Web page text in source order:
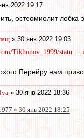
2022 19:17
остеомиелит лобка
» 30 янв 2022 19:03
Tikhonov_1999/statu ...
Перейру нам
» 30 янв 2022 18:36
» 30 янв 2022 18:25